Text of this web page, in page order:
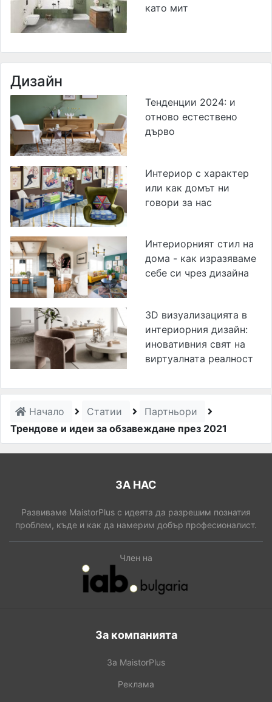
като мит
Дизайн
Тенденции 2024: и
отново естествено
дърво
Интериор с характер
или как домът ни
говори за нас
Интериорният стил на
дома - как изразяваме
себе си чрез дизайна
3D визуализацията в
интериорния дизайн:
иновативния свят на
виртуалната реалност
Начало Статии
Партньори
Трендове и идеи за обзавеждане през 2021
ЗА НАС
Развиваме MaistorPlus с идеята да разрешим познатия
проблем, къде и как да намерим добър професионалист.
Член на
За компанията
За MaistorPlus
Реклама